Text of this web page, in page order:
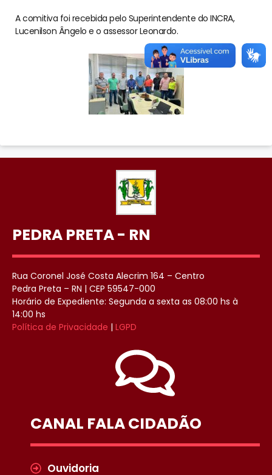
A comitiva foi recebida pelo Superintendente do INCRA,
Lucenilson Ângelo e o assessor Leonardo.
PEDRA PRETA - RN
Rua Coronel José Costa Alecrim 164 – Centro
Pedra Preta – RN | CEP 59547-000
Horário de Expediente: Segunda a sexta as 08:00 hs à
14:00 hs
Política de Privacidade | LGPD
CANAL FALA CIDADÃO
Ouvidoria